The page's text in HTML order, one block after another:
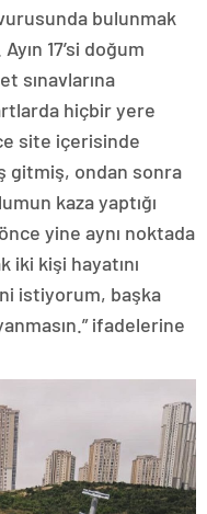
bulunmak
17’si doğum
sınavlarına
hiçbir yere
site içerisinde
gitmiş, ondan sonra
kaza yaptığı
yine aynı noktada
kişi hayatını
istiyorum, başka
ifadelerine